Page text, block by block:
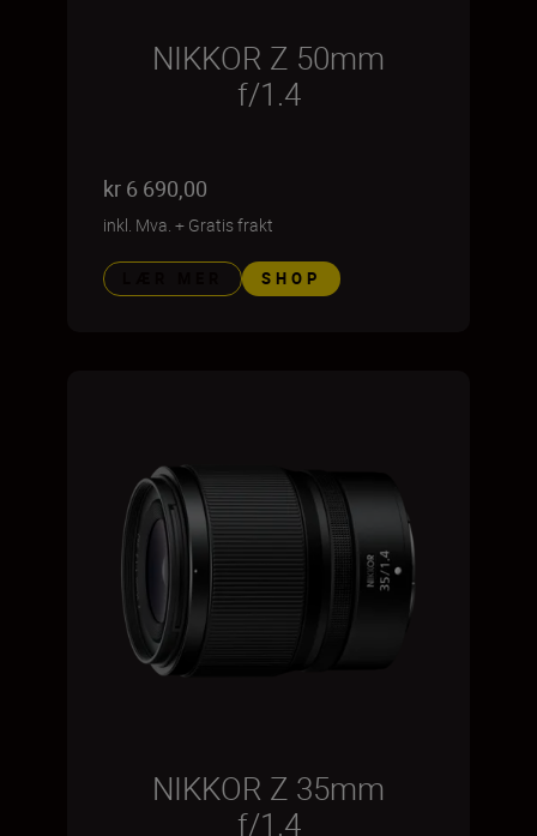
NIKKOR Z 50mm
f/1.4
kr 6 690,00
inkl. Mva. + Gratis frakt
SHOP
NIKKOR Z 35mm
f/1.4